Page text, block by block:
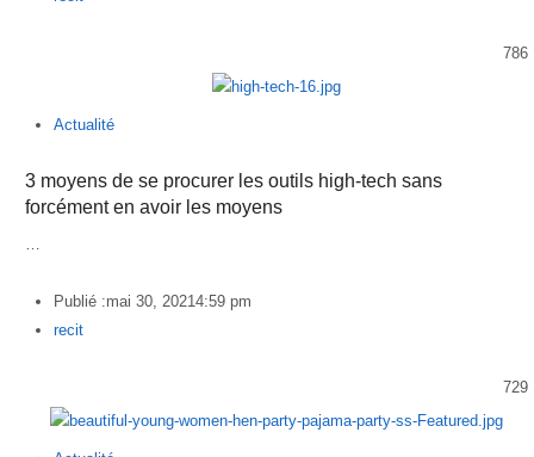
786
Actualité
3 moyens de se procurer les outils high-tech sans
forcément en avoir les moyens
Publié :mai 30, 20214:59 pm
Author
recit
729